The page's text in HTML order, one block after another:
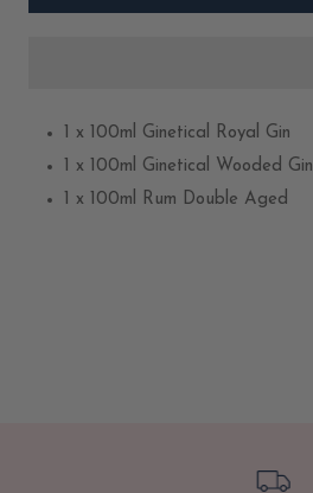
1 x 100ml Ginetical Royal Gin
1 x 100ml Ginetical Wooded Gin
1 x 100ml Rum Double Aged